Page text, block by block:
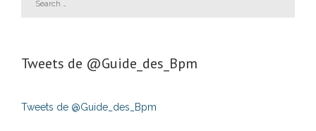
Tweets de ‎@Guide_des_Bpm
Tweets de @Guide_des_Bpm